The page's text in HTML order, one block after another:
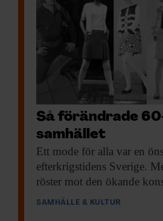
Så förändrade
samhället
Ett mode för alla var en
efterkrigstidens Sverige.
röster mot den ökande
SAMHÄLLE & KULTUR